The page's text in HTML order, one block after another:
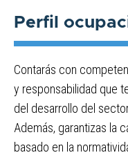
Perfil
Contarás con
y responsabilidad que
del desarrollo del
Además, garantizas la
basado en la